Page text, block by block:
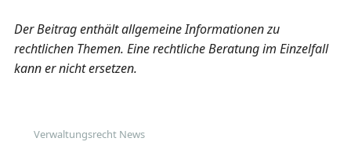
Der Beitrag enthält allgemeine Informationen zu
rechtlichen Themen. Eine rechtliche Beratung im Einzelfall
kann er nicht ersetzen.
Verwaltungsrecht News